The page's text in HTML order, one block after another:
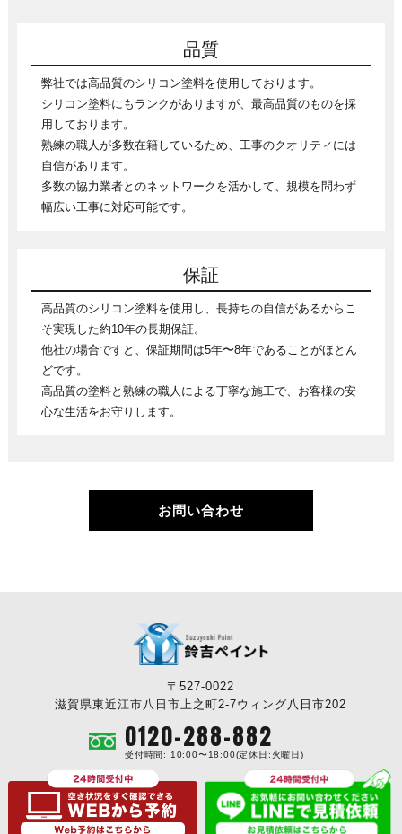
品質
弊社では高品質のシリコン塗料を使用しております。
シリコン塗料にもランクがありますが、最高品質のものを採
用しております。
熟練の職人が多数在籍しているため、工事のクオリティには
自信があります。
多数の協力業者とのネットワークを活かして、規模を問わず
幅広い工事に対応可能です。
保証
高品質のシリコン塗料を使用し、長持ちの自信があるからこ
そ実現した約10年の長期保証。
他社の場合ですと、保証期間は5年〜8年であることがほとん
どです。
高品質の塗料と熟練の職人による丁寧な施工で、お客様の安
心な生活をお守りします。
お問い合わせ
〒527-0022
滋賀県東近江市八日市上之町2-7ウィング八日市202
0120-288-882
受付時間: 10:00〜18:00(定休日:火曜日)